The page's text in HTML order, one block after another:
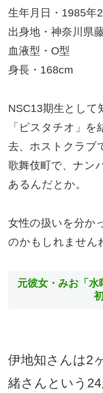
生年月日・1985年
出身地・神奈川県
血液型・O型
身長・168cm
NSC13期生として
「ピスタチオ」を
去、ホストクラブ
歌舞伎町で、ナン
あるんだとか。
女性の扱いを分か
のかもしれません
元彼女・みお「水
伊地知さんは2
緒さんという